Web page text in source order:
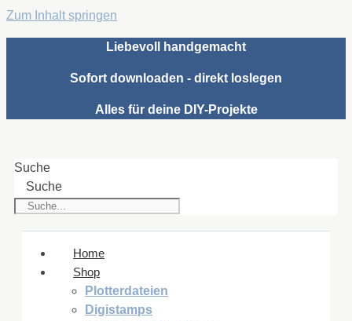
Zum Inhalt springen
Liebevoll handgemacht
Sofort downloaden - direkt loslegen
Alles für deine DIY-Projekte
Suche
Suche
Home
Shop
Plotterdateien
Digistamps